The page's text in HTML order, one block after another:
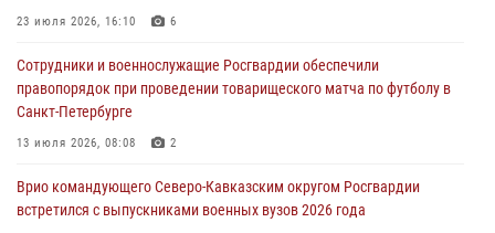
Лучшие футбольные команды Южного округа Росгвардии
09 августа 2026, 07:00
В Ульяновске росгвардейцы присоединились к донорской акции
(видео)
В регионах Урала бойцам Росгвардии в зону СВО передали свежие
23 июля 2026, 16:10 6
Сотрудники и военнослужащие Росгвардии обеспечили
правопорядок при проведении товарищеского матча по футболу в
Санкт-Петербурге
13 июля 2026, 08:08 2
Врио командующего Северо-Кавказским округом Росгвардии
встретился с выпускниками военных вузов 2026 года